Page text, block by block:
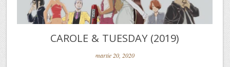
CAROLE & TUESDAY (2019)
martie 20, 2020